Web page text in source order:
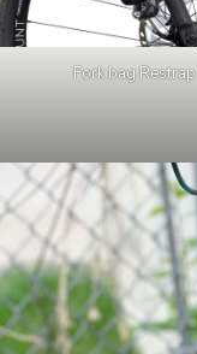
Fork bag Restrap